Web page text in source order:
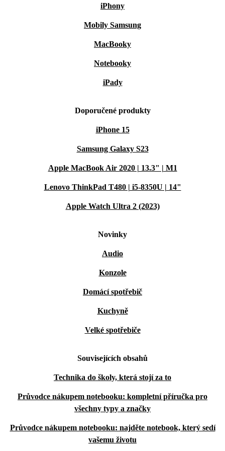
iPhony
Mobily Samsung
MacBooky
Notebooky
iPady
Doporučené produkty
iPhone 15
Samsung Galaxy S23
Apple MacBook Air 2020 | 13.3" | M1
Lenovo ThinkPad T480 | i5-8350U | 14"
Apple Watch Ultra 2 (2023)
Novinky
Audio
Konzole
Domácí spotřebič
Kuchyně
Velké spotřebiče
Souvisejících obsahů
Technika do školy, která stojí za to
Průvodce nákupem notebooku: kompletní příručka pro
všechny typy a značky
Průvodce nákupem notebooku: najděte notebook, který sedí
vašemu životu